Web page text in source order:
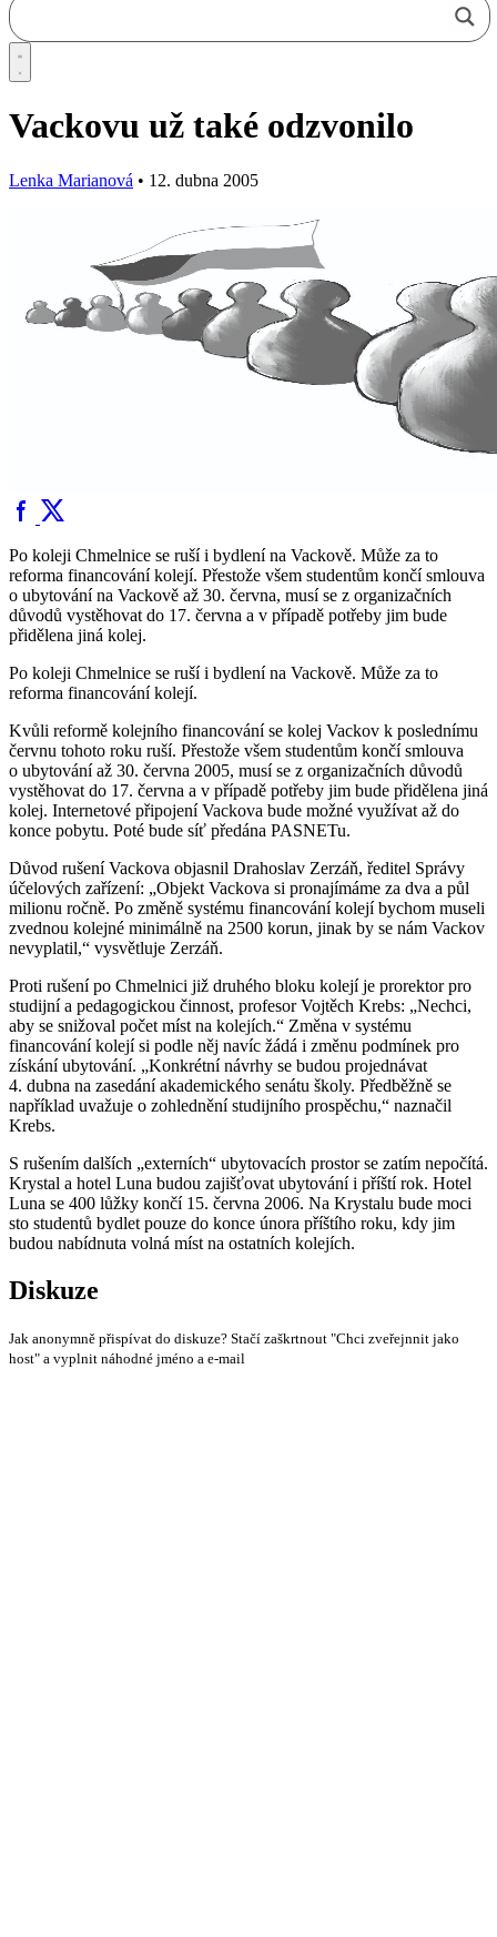
Vackovu už také odzvonilo
Lenka Marianová • 12. dubna 2005
Po koleji Chmelnice se ruší i bydlení na Vackově. Může za to
reforma financování kolejí. Přestože všem studentům končí smlouva
o ubytování na Vackově až 30. června, musí se z organizačních
důvodů vystěhovat do 17. června a v případě potřeby jim bude
přidělena jiná kolej.
Po koleji Chmelnice se ruší i bydlení na Vackově. Může za to
reforma financování kolejí.
Kvůli reformě kolejního financování se kolej Vackov k poslednímu
červnu tohoto roku ruší. Přestože všem studentům končí smlouva
o ubytování až 30. června 2005, musí se z organizačních důvodů
vystěhovat do 17. června a v případě potřeby jim bude přidělena jiná
kolej. Internetové připojení Vackova bude možné využívat až do
konce pobytu. Poté bude síť předána PASNETu.
Důvod rušení Vackova objasnil Drahoslav Zerzáň, ředitel Správy
účelových zařízení: „Objekt Vackova si pronajímáme za dva a půl
milionu ročně. Po změně systému financování kolejí bychom museli
zvednou kolejné minimálně na 2500 korun, jinak by se nám Vackov
nevyplatil,“ vysvětluje Zerzáň.
Proti rušení po Chmelnici již druhého bloku kolejí je prorektor pro
studijní a pedagogickou činnost, profesor Vojtěch Krebs: „Nechci,
aby se snižoval počet míst na kolejích.“ Změna v systému
financování kolejí si podle něj navíc žádá i změnu podmínek pro
získání ubytování. „Konkrétní návrhy se budou projednávat
4. dubna na zasedání akademického senátu školy. Předběžně se
například uvažuje o zohlednění studijního prospěchu,“ naznačil
Krebs.
S rušením dalších „externích“ ubytovacích prostor se zatím nepočítá.
Krystal a hotel Luna budou zajišťovat ubytování i příští rok. Hotel
Luna se 400 lůžky končí 15. června 2006. Na Krystalu bude moci
sto studentů bydlet pouze do konce února příštího roku, kdy jim
budou nabídnuta volná míst na ostatních kolejích.
Diskuze
Jak anonymně přispívat do diskuze? Stačí zaškrtnout "Chci zveřejnnit jako
host" a vyplnit náhodné jméno a e-mail